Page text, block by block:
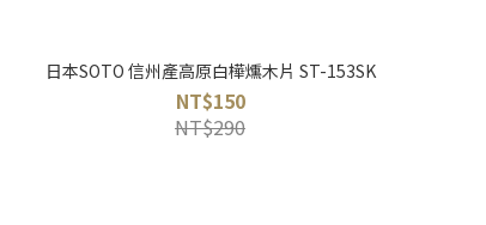
日本SOTO 信州產高原白樺燻木片 ST-153SK
NT$150
NT$290